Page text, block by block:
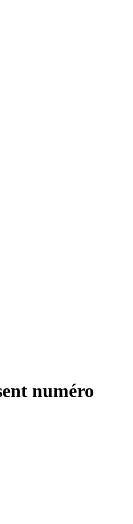
numéro